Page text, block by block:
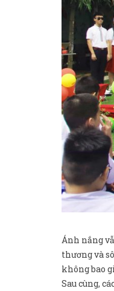
Ánh nắng
thương và
không bao
Sau cùng,